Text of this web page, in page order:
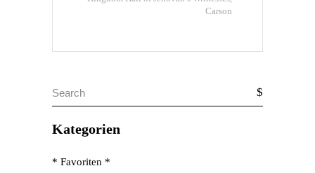
Carson
Search
Kategorien
* Favoriten *